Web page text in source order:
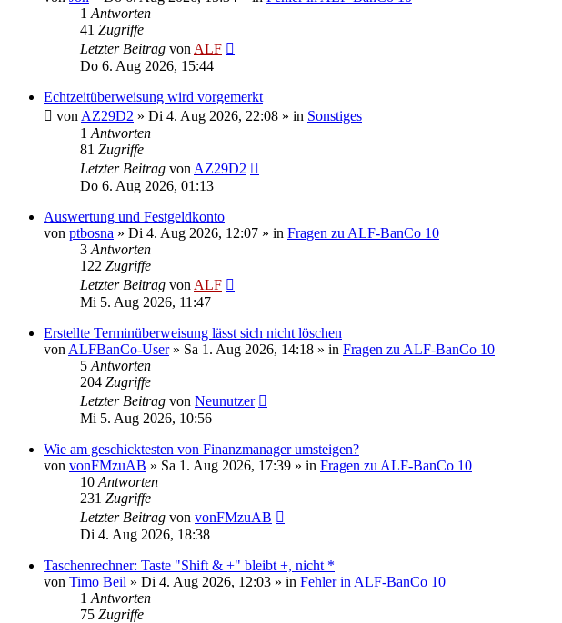
1 Antworten
41 Zugriffe
Letzter Beitrag von ALF
Do 6. Aug 2026, 15:44
Echtzeitüberweisung wird vorgemerkt
von AZ29D2 » Di 4. Aug 2026, 22:08 » in Sonstiges
1 Antworten
81 Zugriffe
Letzter Beitrag von AZ29D2
Do 6. Aug 2026, 01:13
Auswertung und Festgeldkonto
von ptbosna » Di 4. Aug 2026, 12:07 » in Fragen zu ALF-BanCo 10
3 Antworten
122 Zugriffe
Letzter Beitrag von ALF
Mi 5. Aug 2026, 11:47
Erstellte Terminüberweisung lässt sich nicht löschen
von ALFBanCo-User» Sa 1. Aug 2026, 14:18 » in Fragen zu ALF-BanCo 10
5 Antworten
204 Zugriffe
Letzter Beitrag von Neunutzer
Mi 5. Aug 2026, 10:56
Wie am geschicktesten von Finanzmanager umsteigen?
von vonFMzuAB » Sa 1. Aug 2026, 17:39 » in Fragen zu ALF-BanCo 10
10 Antworten
231 Zugriffe
Letzter Beitrag von vonFMzuAB
Di 4. Aug 2026, 18:38
Taschenrechner: Taste "Shift & +" bleibt +, nicht *
von Timo Beil » Di 4. Aug 2026, 12:03 » in Fehler in ALF-BanCo 10
1 Antworten
75 Zugriffe